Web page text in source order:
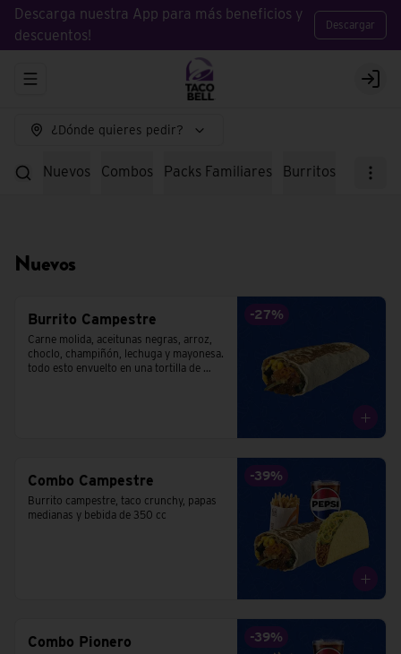
Descarga nuestra App para más beneficios y
descuentos!
Descargar
Abrir menu de navegación Login
¿Dónde quieres pedir?
Nuevos Combos Packs Familiares Burritos Tacos
Nuevos
-27%
Burrito Campestre
Carne molida, aceitunas negras, arroz,
choclo, champiñón, lechuga y mayonesa.
todo esto envuelto en una tortilla de
-39%
Combo Campestre
Burrito campestre, taco crunchy, papas
medianas y bebida de 350 cc
-39%
Combo Pionero